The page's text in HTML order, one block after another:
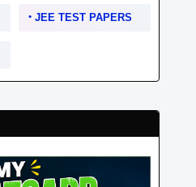
JEE TEST PAPERS